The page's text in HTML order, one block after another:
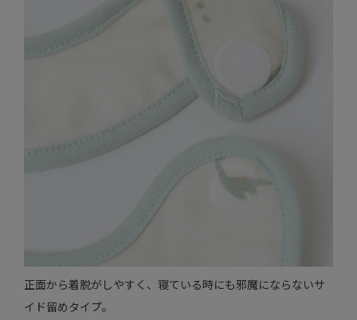
正面から着脱がしやすく、寝ている時にも邪魔にならないサ
イド留めタイプ。